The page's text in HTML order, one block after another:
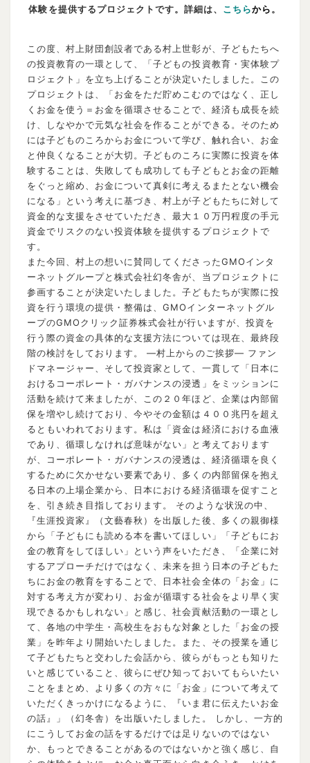
体験を提供するプロジェクトです。詳細は、 こちらから。
この度、村上財団創設者である村上世彰が、子どもたちへ
の投資教育の一環として、「子どもの投資教育・実体験プ
ロジェクト」を立ち上げることが決定いたしました。この
プロジェクトは、「お金をただ貯めこむのではなく、正し
くお金を使う＝お金を循環させることで、経済も成長を続
け、しなやかで元気な社会を作ることができる。そのため
には子どものころからお金について学び、触れ合い、お金
と仲良くなることが大切。子どものころに実際に投資を体
験することは、失敗しても成功しても子どもとお金の距離
をぐっと縮め、お金について真剣に考えるまたとない機会
になる」という考えに基づき、村上が子どもたちに対して
資金的な支援をさせていただき、最大１０万円程度の手元
資金でリスクのない投資体験を提供するプロジェクトで
す。
また今回、村上の想いに賛同してくださったGMOインタ
ーネットグループと株式会社幻冬舎が、当プロジェクトに
参画することが決定いたしました。子どもたちが実際に投
資を行う環境の提供・整備は、GMOインターネットグル
ープのGMOクリック証券株式会社が行いますが、投資を
行う際の資金の具体的な支援方法については現在、最終段
階の検討をしております。 ―村上からのご挨拶― ファン
ドマネージャー、そして投資家として、一貫して「日本に
おけるコーポレート・ガバナンスの浸透」をミッションに
活動を続けて来ましたが、この２０年ほど、企業は内部留
保を増やし続けており、今やその金額は４００兆円を超え
るともいわれております。私は「資金は経済における血液
であり、循環しなければ意味がない」と考えております
が、コーポレート・ガバナンスの浸透は、経済循環を良く
するために欠かせない要素であり、多くの内部留保を抱え
る日本の上場企業から、日本における経済循環を促すこと
を、引き続き目指しております。 そのような状況の中、
『生涯投資家』（文藝春秋）を出版した後、多くの親御様
から「子どもにも読める本を書いてほしい」「子どもにお
金の教育をしてほしい」という声をいただき、「企業に対
するアプローチだけではなく、未来を担う日本の子どもた
ちにお金の教育をすることで、日本社会全体の「お金」に
対する考え方が変わり、お金が循環する社会をより早く実
現できるかもしれない」と感じ、社会貢献活動の一環とし
て、各地の中学生・高校生をおもな対象とした「お金の授
業」を昨年より開始いたしました。また、その授業を通じ
て子どもたちと交わした会話から、彼らがもっとも知りた
いと感じていること、彼らにぜひ知っておいてもらいたい
ことをまとめ、より多くの方々に「お金」について考えて
いただくきっかけになるように、『いま君に伝えたいお金
の話』」（幻冬舎）を出版いたしました。 しかし、一方的
にこうしてお金の話をするだけでは足りないのではない
か、もっとできることがあるのではないかと強く感じ、自